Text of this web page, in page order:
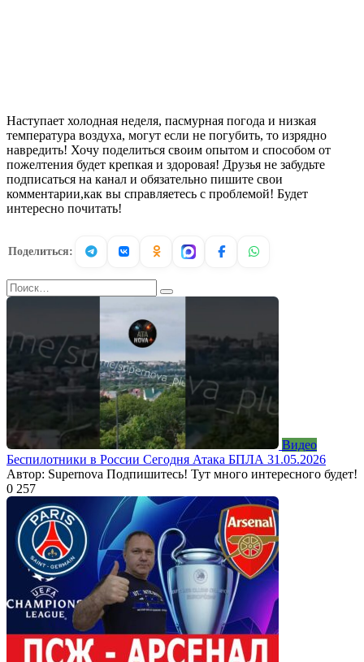
Наступает холодная неделя, пасмурная погода и низкая
температура воздуха, могут если не погубить, то изрядно
навредить! Хочу поделиться своим опытом и способом от
пожелтения будет крепкая и здоровая! Друзья не забудьте
подписаться на канал и обязательно пишите свои
комментарии,как вы справляетесь с проблемой! Будет
интересно почитать!
Поделиться:
Search
for:
Видео
Беспилотники в России Сегодня Атака БПЛА 31.05.2026
Автор: Supernova Подпишитесь! Тут много интересного будет!
0 257